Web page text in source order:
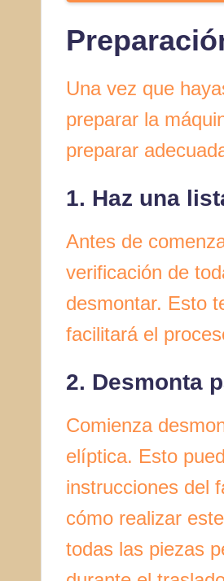
Una vez que
preparar la
preparar
1. Haz una
Antes de
verificación de
desmontar. Esto
facilitará el
2. Desmonta
Comienza
elíptica. Esto
instrucciones del
cómo realizar
todas las piezas